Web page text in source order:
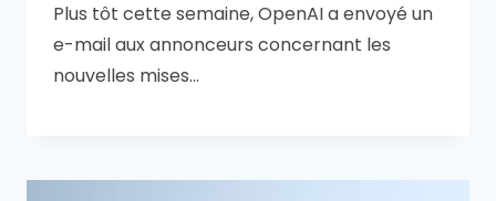
Plus tôt cette semaine, OpenAI a envoyé un
e-mail aux annonceurs concernant les
nouvelles mises…